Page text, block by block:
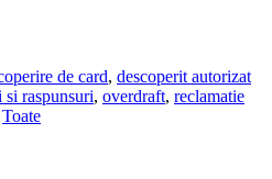
de card, descoperit autorizat
si raspunsuri, overdraft, reclamatie
Toate